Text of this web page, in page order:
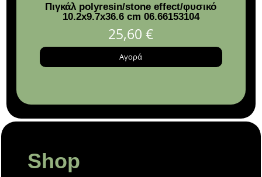
Πιγκάλ polyresin/stone effect/φυσικό
10.2x9.7x36.6 cm 06.66153104
25,60 €
Αγορά
Shop